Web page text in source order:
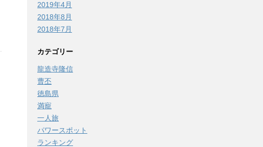
2019年4月
2018年8月
2018年7月
カテゴリー
龍造寺隆信
曹丕
徳島県
満寵
一人旅
パワースポット
ランキング